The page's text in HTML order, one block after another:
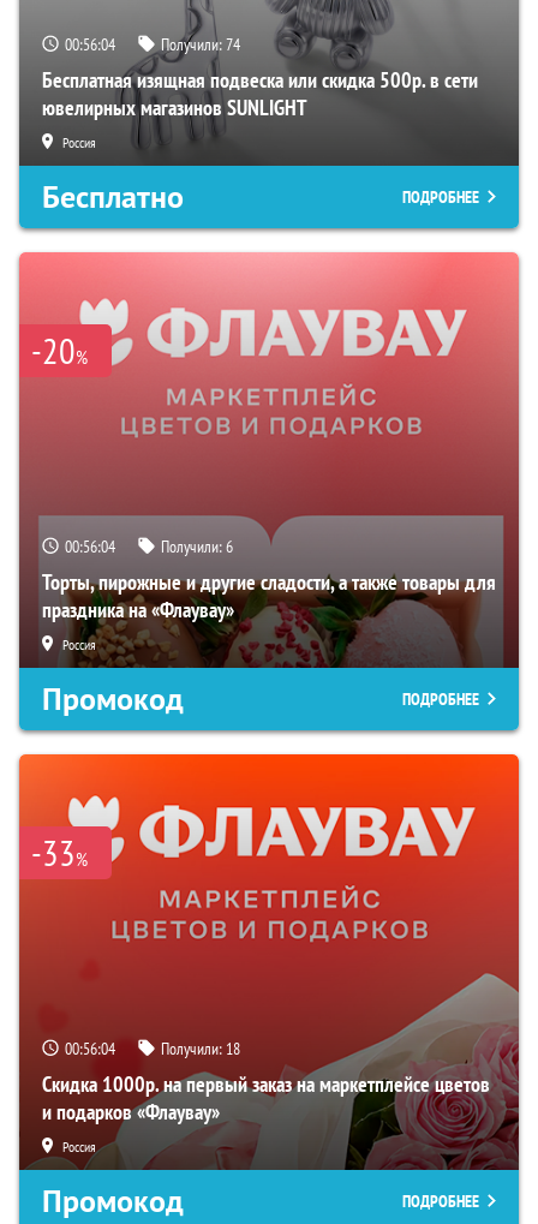
00:56:03 Получили:74
Бесплатная изящная подвеска или скидка 500р. в сети
ювелирных магазинов SUNLIGHT
Россия
Бесплатно ПОДРОБНЕЕ
-20%
00:56:03 Получили:6
Торты, пирожные и другие сладости, а также товары для
праздника на «Флаувау»
Россия
Промокод ПОДРОБНЕЕ
-33%
00:56:03 Получили: 18
Скидка 1000р. на первый заказ на маркетплейсе цветов
и подарков «Флаувау»
Россия
Промокод ПОДРОБНЕЕ